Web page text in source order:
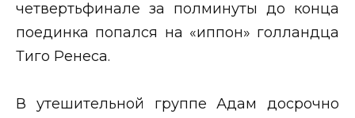
четвертьфинале за полминуты до конца
поединка попался на «иппон» голландца
Тиго Ренеса.
В утешительной группе Адам досрочно